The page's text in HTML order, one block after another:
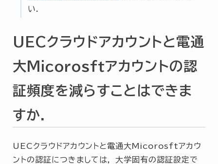
い.
UECクラウドアカウントと電通
大Micorosftアカウントの認
証頻度を減らすことはできま
すか．
UECクラウドアカウントと電通大Micorosftアカウ
ントの認証につきましては， 大学固有の認証設定で